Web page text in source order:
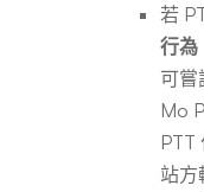
若
行為
可嘗
Mo
PTT
站方